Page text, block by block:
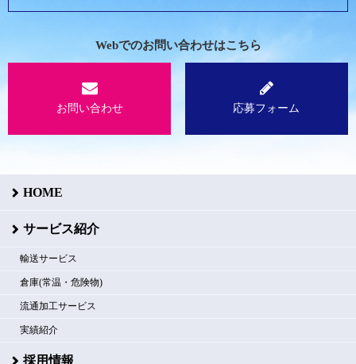
Webでのお問い合わせはこちら
お問い合わせ 応募フォーム
HOME
サービス紹介
輸送サービス
倉庫(常温・危険物)
流通加工サービス
実績紹介
採用情報